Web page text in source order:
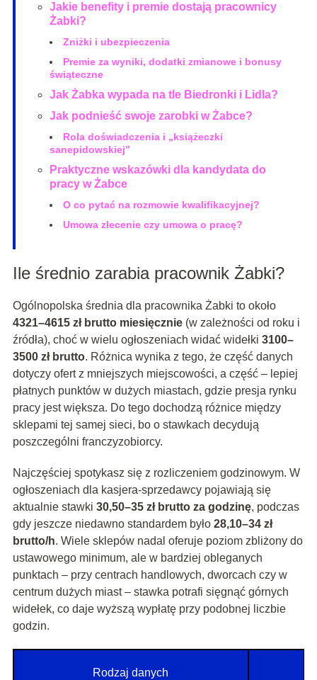
Jakie benefity i premie dostają pracownicy
Żabki?
Zniżki i ubezpieczenia
Premie za wyniki, dodatki zmianowe i bonusy
świąteczne
Jak Żabka wypada na tle Biedronki i Lidla?
Jak podnieść swoje zarobki w Żabce?
Rola doświadczenia i „książeczki
sanepidowskiej”
Praktyczne wskazówki dla kandydata do
pracy w Żabce
O co pytać na rozmowie kwalifikacyjnej?
Umowa zlecenie czy umowa o pracę?
Ile średnio zarabia pracownik Żabki?
Ogólnopolska średnia dla pracownika Żabki to około
4321–4615 zł brutto miesięcznie(w zależności od roku i
źródła), choć w wielu ogłoszeniach widać widełki 3100–
3500 zł brutto. Różnica wynika z tego, że część danych
dotyczy ofert z mniejszych miejscowości, a część – lepiej
płatnych punktów w dużych miastach, gdzie presja rynku
pracy jest większa. Do tego dochodzą różnice między
sklepami tej samej sieci, bo o stawkach decydują
poszczególni franczyzobiorcy.
Najczęściej spotykasz się z rozliczeniem godzinowym. W
ogłoszeniach dla kasjera-sprzedawcy pojawiają się
aktualnie stawki 30,50–35 zł brutto za godzinę, podczas
gdy jeszcze niedawno standardem było 28,10–34 zł
brutto/h. Wiele sklepów nadal oferuje poziom zbliżony do
ustawowego minimum, ale w bardziej obleganych
punktach – przy centrach handlowych, dworcach czy w
centrum dużych miast – stawka potrafi sięgnąć górnych
widełek, co daje wyższą wypłatę przy podobnej liczbie
godzin.
Rodzaj danych